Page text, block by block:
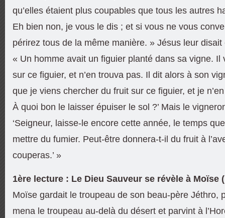
qu’elles étaient plus coupables que tous les autres
Eh bien non, je vous le dis ; et si vous ne vous
périrez tous de la même manière. » Jésus leur
« Un homme avait un figuier planté dans sa vigne. Il
sur ce figuier, et n’en trouva pas. Il dit alors à son
que je viens chercher du fruit sur ce figuier, et je
À quoi bon le laisser épuiser le sol ?’ Mais le
‘Seigneur, laisse-le encore cette année, le temps
mettre du fumier. Peut-être donnera-t-il du fruit à
couperas.’ »
1ère lecture : Le Dieu Sauveur se révèle à Moïse
Moïse gardait le troupeau de son beau-père Jéthro,
mena le troupeau au-delà du désert et parvint à